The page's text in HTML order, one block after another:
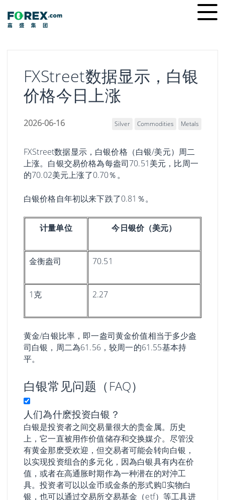
content
FXStreet数据显示，白银
价格今日上涨
2026-06-16 Silver Commodities Metals
FXStreet数据显示，白银价格（白银/美元）周二
上涨。白银交易价格為每盎司70.51美元，比周一
的70.02美元上涨了0.70％。
白银价格自年初以来下跌了0.81％。
计量单位 今日银价（美元）
金衡盎司 70.51
1克 2.27
黄金/白银比率，即一盎司黄金价值相当于多少盎
司白银，周二為61.56，较周一的61.55基本持
平。
白银常见问题（FAQ）
人们為什麽投资白银？
白银是投资者之间交易量很大的贵金属。历史
上，它一直被用作价值储存和交换媒介。尽管没
有黄金那麽受欢迎，但交易者可能会转向白银，
以实现投资组合的多元化，因為白银具有内在价
值，或者在高通胀时期作為一种潜在的对沖工
具。投资者可以以金币或金条的形式购𧹒实物白
银，也可以通过交易所交易基金（etf）等工具进